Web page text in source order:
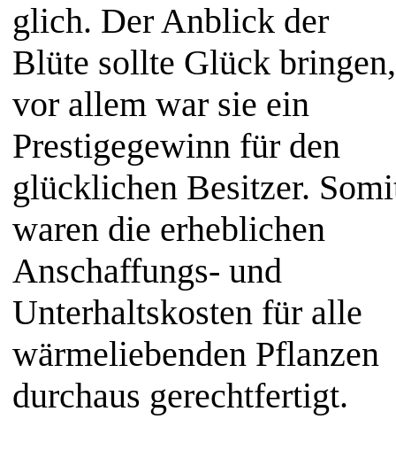
glich. Der Anblick der
Blüte sollte Glück bringen,
vor allem war sie ein
Prestigegewinn für den
glücklichen Besitzer.
waren die erheblichen
Anschaffungs- und
Unterhaltskosten für alle
wärmeliebenden Pflanzen
durchaus gerechtfertigt.